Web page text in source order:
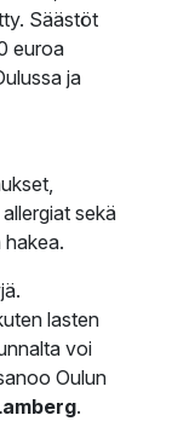
Säästöt
euroa
ja
sekä
lasten
voi
Oulun
.